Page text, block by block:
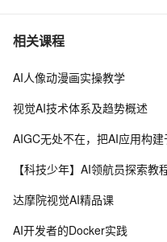
7 固特异（Goodyear）利用
8
AI工作流！
10ModelScope联手
相关课程
AI人像动漫画实操教学
视觉AI技术体系及趋势概述
AIGC无处不在，把AI应用构
【科技少年】AI领航员探索教
达摩院视觉AI精品课
AI开发者的Docker实践